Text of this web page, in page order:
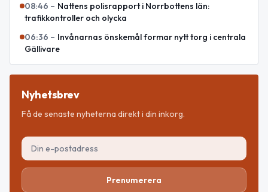
08:46 – Nattens polisrapport i Norrbottens län:
trafikkontroller och olycka
06:36 – Invånarnas önskemål formar nytt torg i centrala
Gällivare
Nyhetsbrev
Få de senaste nyheterna direkt i din inkorg.
Prenumerera